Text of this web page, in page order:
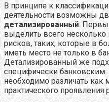
В принципе к
деятельности возможны
детализированный.
выделить всего
рисков, таких, которые в
иметь место не только в
Детализированный же
специфически банковским.
необходимо различать
практического проявления